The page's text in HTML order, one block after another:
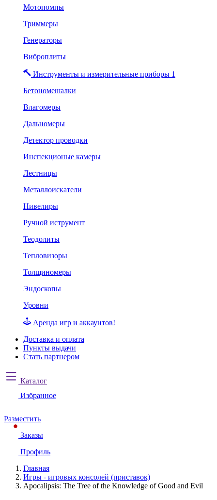
Мотопомпы
Триммеры
Генераторы
Виброплиты
Инструменты и измерительные приборы 1
Бетономешалки
Влагомеры
Дальномеры
Детектор проводки
Инспекционые камеры
Лестницы
Металлоискатели
Нивелиры
Ручной иструмент
Теодолиты
Тепловизоры
Толщиномеры
Эндоскопы
Уровни
Аренда игр и аккаунтов!
Доставка и оплата
Пункты выдачи
Стать партнером
Каталог
Избранное
Разместить
Заказы
Профиль
Главная
Игры - игровых консолей (приставок)
Apocalipsis: The Tree of the Knowledge of Good and Evil